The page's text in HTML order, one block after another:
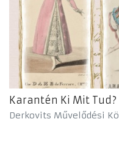
Karantén Ki Mit
Derkovits Művelődési